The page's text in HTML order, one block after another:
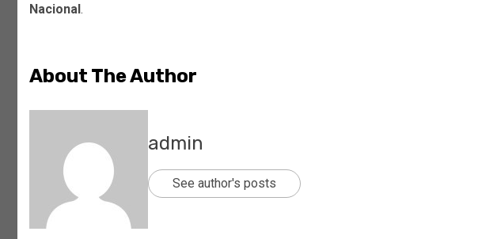
Nacional.
About The Author
admin
See author's posts